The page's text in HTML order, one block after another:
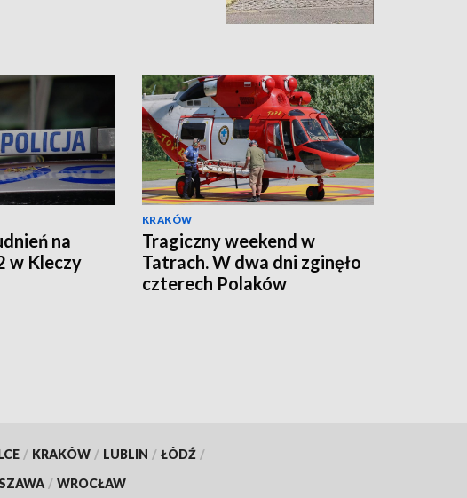
na
w Kleczy
KRAKÓW
Tragiczny weekend w
Tatrach. W dwa dni zginęło
czterech Polaków
/ KRAKÓW / LUBLIN / ŁÓDŹ /
/ WROCŁAW